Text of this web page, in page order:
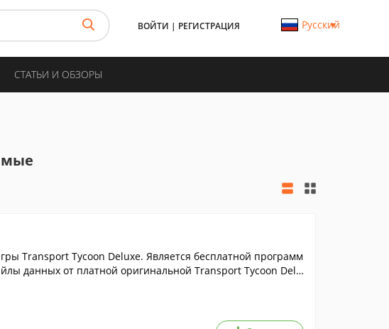
ВОЙТИ | РЕГИСТРАЦИЯ Русский
СТАТЬИ И ОБЗОРЫ
Transport Tycoon Deluxe. Является бесплатной программ
данных от платной оригинальной Transport Tycoon Delu